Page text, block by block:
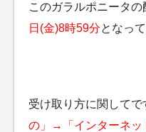
このガラルポニータ
日(金)8時59分となっ
受け取り方に関してで
の」→「インターネッ